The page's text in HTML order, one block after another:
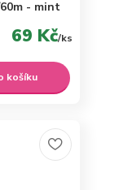
- mint
69 Kč/ks
košíku